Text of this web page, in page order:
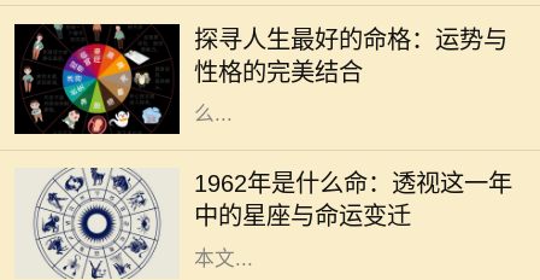
探寻人生最好的命格：运势与
性格的完美结合
常被视为命运的关键。一个良好的命
格能够为我们带来顺遂的机遇、丰盈
的财运和良好的社会关系，但究竟什
么...
1962年是什么命：透视这一年
中的星座与命运变迁
1962年，对于许多人而言，是一个精
彩纷呈的年份。年头的寒风乍起，带
来了新的希望和挑战。在这个年份
中，许多星座将迎来命运的转折点。
本文...
在中国的命理学中，五行相生相克的